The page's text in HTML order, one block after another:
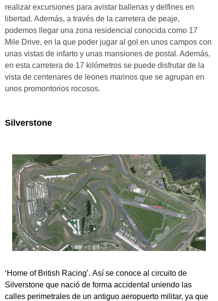
realizar excursiones para avistar ballenas y delfines en
libertad. Además, a través de la carretera de peaje,
podemos llegar una zona residencial conocida como 17
Mile Drive, en la que poder jugar al gol en unos campos con
unas vistas de infarto y unas mansiones de postal. Además,
en esta carretera de 17 kilómetros se puede disfrutar de la
vista de centenares de leones marinos que se agrupan en
unos promontorios rocosos.
Silverstone
‘Home of British Racing’. Así se conoce al circuito de
Silverstone que nació de forma accidental uniendo las
calles perimetrales de un antiguo aeropuerto militar, ya que